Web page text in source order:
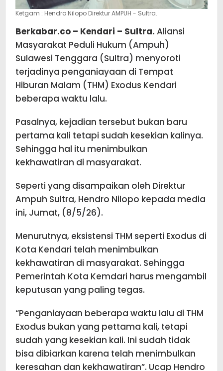
Ketgam : Hendro Nilopo Direktur AMPUH - Sultra.
Berkabar.co – Kendari – Sultra. Aliansi
Masyarakat Peduli Hukum (Ampuh)
Sulawesi Tenggara (Sultra) menyoroti
terjadinya penganiayaan di Tempat
Hiburan Malam (THM) Exodus Kendari
beberapa waktu lalu.
Pasalnya, kejadian tersebut bukan baru
pertama kali tetapi sudah kesekian kalinya.
Sehingga hal itu menimbulkan
kekhawatiran di masyarakat.
Seperti yang disampaikan oleh Direktur
Ampuh Sultra, Hendro Nilopo kepada media
ini, Jumat, (8/5/26).
Menurutnya, eksistensi THM seperti Exodus di
Kota Kendari telah menimbulkan
kekhawatiran di masyarakat. Sehingga
Pemerintah Kota Kemdari harus mengambil
keputusan yang paling tegas.
“Penganiayaan beberapa waktu lalu di THM
Exodus bukan yang pettama kali, tetapi
sudah yang kesekian kali. Ini sudah tidak
bisa dibiarkan karena telah menimbulkan
keresahan dan kekhawatiran”. Ucap Hendro